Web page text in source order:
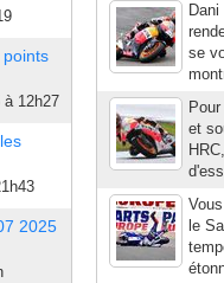
points
à 12h27
2025
se
et
le